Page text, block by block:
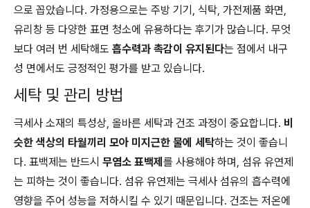
으로 꼽았습니다. 가정용으로는 주방 기기, 식탁, 가전제품 화면,
유리창 등 다양한 표면 청소에 유용하다는 후기가 많습니다. 무엇
보다 여러 번 세탁해도 흡수력과 촉감이 유지된다는 점에서 내구
성 면에서도 긍정적인 평가를 받고 있습니다.
세탁 및 관리 방법
극세사 소재의 특성상, 올바른 세탁과 건조 과정이 중요합니다. 비
슷한 색상의 타월끼리 모아 미지근한 물에 세탁하는 것이 좋습니
다. 표백제는 반드시 무염소 표백제 를 사용해야 하며, 섬유 유연제
는 피하는 것이 좋습니다. 섬유 유연제는 극세사 섬유의 흡수력에
영향을 주어 성능을 저하시킬 수 있기 때문입니다. 건조는 저온에